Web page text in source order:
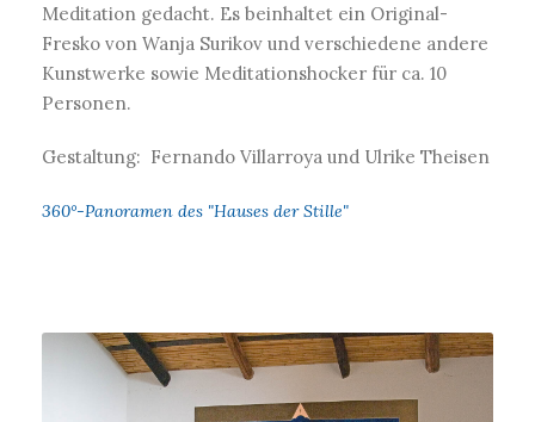
Meditation gedacht. Es beinhaltet ein Original-
Fresko von Wanja Surikov und verschiedene andere
Kunstwerke sowie Meditationshocker für ca. 10
Personen.
Gestaltung: Fernando Villarroya und Ulrike Theisen
360°-Panoramen des "Hauses der Stille"